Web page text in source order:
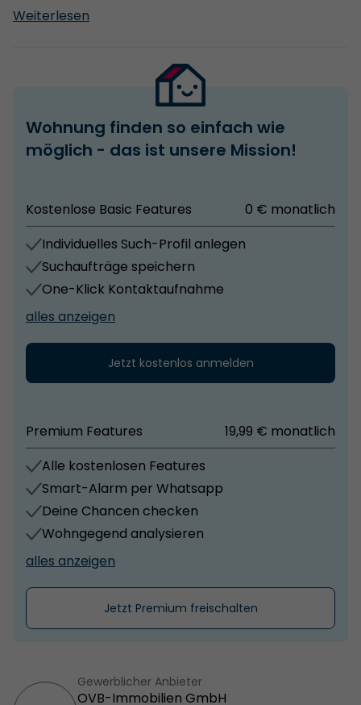
Alder, Thomas Lüken, Carola Meyer-Diekmann
Wir verweisen auf unsere Allgemeinen
Geschäftsbedingungen
Weiterlesen
Wohnung finden so einfach wie
möglich - das ist unsere Mission!
Kostenlose Basic Features
0 € monatlich
Individuelles Such-Profil anlegen
Suchaufträge speichern
One-Klick Kontaktaufnahme
alles anzeigen
Jetzt kostenlos anmelden
Premium Features
19,99 € monatlich
Alle kostenlosen Features
Smart-Alarm per Whatsapp
Deine Chancen checken
Wohngegend analysieren
alles anzeigen
Jetzt Premium freischalten
Gewerblicher Anbieter
OVB-Immobilien GmbH